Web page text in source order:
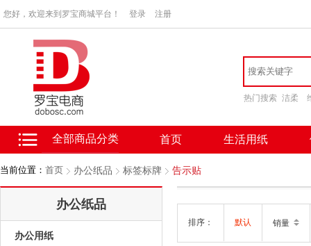
您好，欢迎来到罗宝商城平台！ 登录 注册
热门搜索 洁柔
全部商品分类 首页 生活用纸
当前位置： 首页 办公纸品 标签标牌 告示贴
办公纸品
办公用纸
排序： 默认 销量